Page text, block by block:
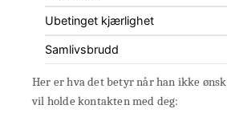
Ubetinget kjærlighet
Samlivsbrudd
Her er hva det betyr når han ikke
vil holde kontakten med deg: